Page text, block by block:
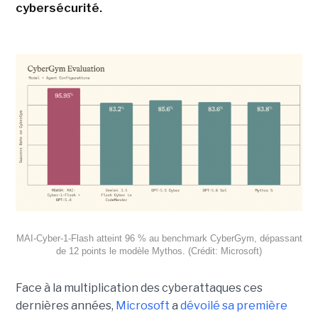
cybersécurité.
MAI-Cyber-1-Flash atteint 96 % au benchmark CyberGym, dépassant
de 12 points le modèle Mythos. (Crédit: Microsoft)
Face à la multiplication des cyberattaques ces
dernières années, Microsoft a dévoilé sa première